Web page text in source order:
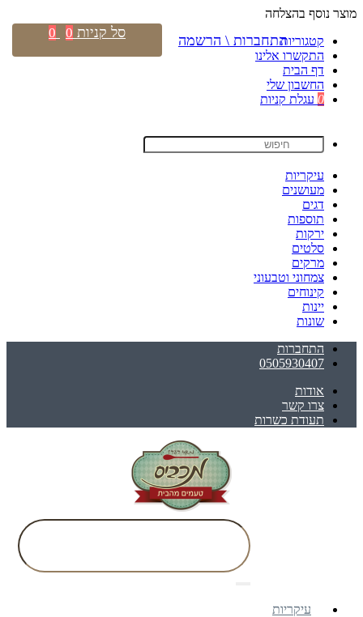
מוצר נוסף בהצלחה
קטגוריות
התקשרו אלינו
דף הבית
החשבון שלי
0 עגלת קניות
עיקריות
מעושנים
דגים
תוספות
ירקות
סלטים
מרקים
צמחוני וטבעוני
קינוחים
יינות
שונות
התחברות
0505930407
אודות
צרו קשר
תעודת כשרות
התחברות \ הרשמה סל קניות 0
0
עיקריות